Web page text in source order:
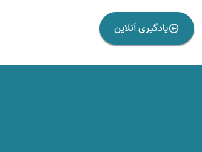
یادگیری آنلاین